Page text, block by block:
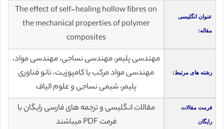
عنوان انگلیسی
مقاله:
The effect of self-healing hollow fibres on
the mechanical properties of polymer
composites
رشته های مرتبط:
مهندسی پلیمر، مهندسی نساجی، مهندسی مواد،
مهندسی مواد مرکب یا کامپوزیت، نانو فناوری
پلیمر، شیمی‌ نساجی‌ و علوم‌ الیاف‌
فرمت مقالات
رایگان
مقالات انگلیسی و ترجمه های فارسی رایگان با
فرمت PDF میباشند